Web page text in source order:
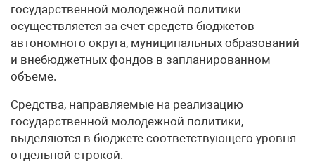
государственной молодежной политики
осуществляется за счет средств бюджетов
автономного округа, муниципальных образований
и внебюджетных фондов в запланированном
объеме.
Средства, направляемые на реализацию
государственной молодежной политики,
выделяются в бюджете соответствующего уровня
отдельной строкой.